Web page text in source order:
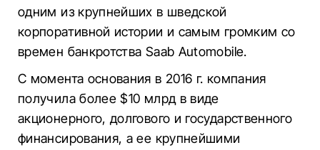
одним из крупнейших в шведской
корпоративной истории и самым громким со
времен банкротства Saab Automobile.
С момента основания в 2016 г. компания
получила более $10 млрд в виде
акционерного, долгового и государственного
финансирования, а ее крупнейшими